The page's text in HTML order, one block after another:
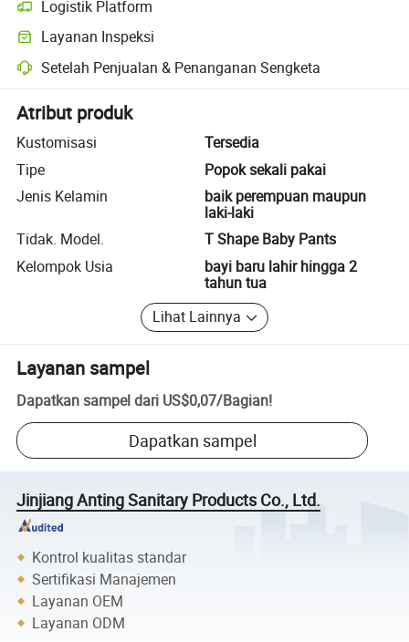
Logistik Platform
Pelacakan pengiriman yang lebih jelas dengan logistik yang
Layanan Inspeksi
Pemeriksaan pra-pengiriman opsional untuk pemeriksaan kualitas
Setelah Penjualan & Penanganan Sengketa
Penyelesaian sengketa yang dibantu platform, termasuk
Atribut produk
Kustomisasi
Tersedia
Tipe
Popok sekali pakai
Jenis Kelamin
baik perempuan maupun
laki-laki
Tidak. Model.
T Shape Baby Pants
Kelompok Usia
bayi baru lahir hingga 2
tahun tua
Lihat Lainnya
Layanan sampel
Dapatkan sampel dari US$0,07/Bagian!
Dapatkan sampel
Jinjiang Anting Sanitary Products Co., Ltd.
Kontrol kualitas standar
Sertifikasi Manajemen
Layanan OEM
Layanan ODM